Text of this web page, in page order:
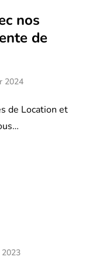
nos
de
2024
de Location et
2023